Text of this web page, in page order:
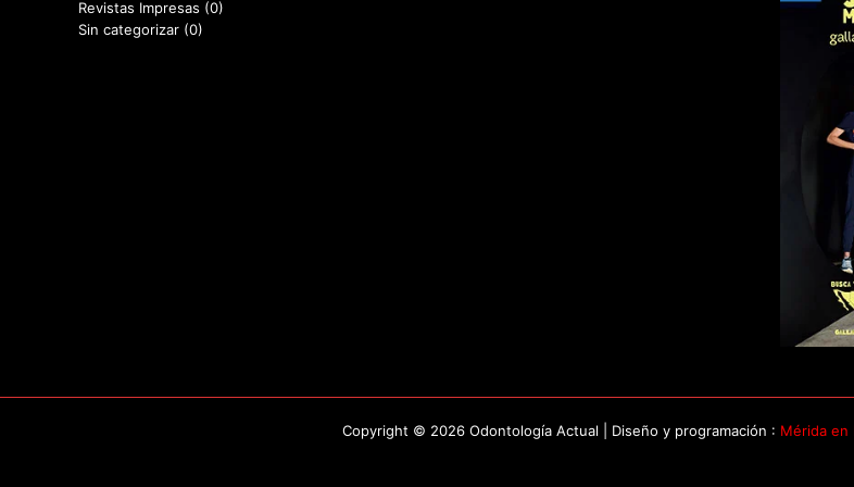
Revistas Impresas (0)
Sin categorizar (0)
Copyright © 2026 Odontología Actual | Diseño y programación : Mérida en